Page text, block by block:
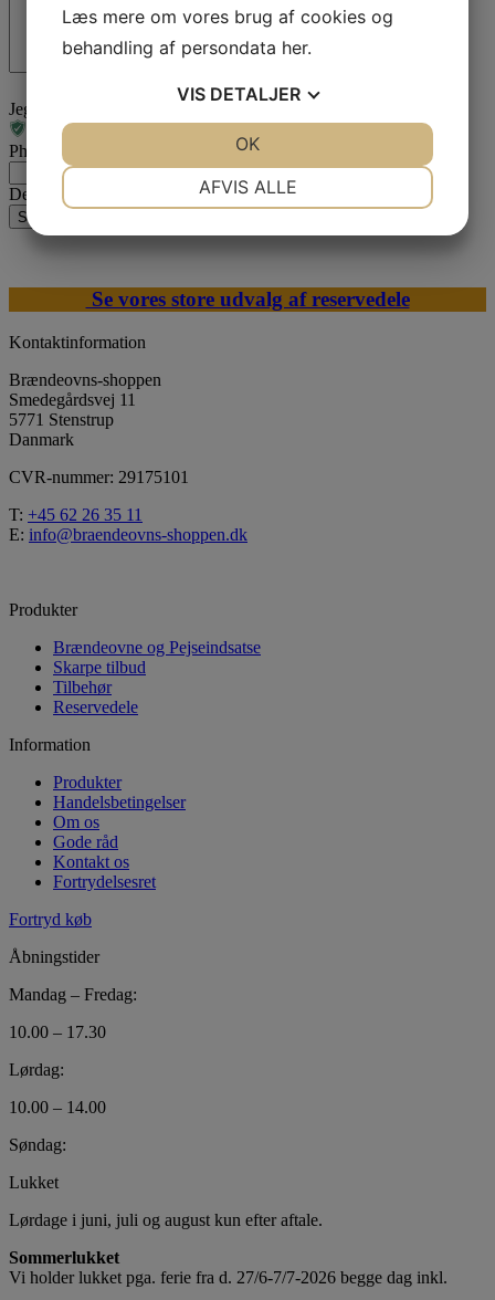
Jeg er ikke en robot
Phone
Dette felt er til validering og bør ikke ændres.
Send din besked
Se vores store udvalg af reservedele
Kontaktinformation
Brændeovns-shoppen
Smedegårdsvej 11
5771 Stenstrup
Danmark
CVR-nummer: 29175101
T: +45 62 26 35 11
E: info@braendeovns-shoppen.dk
Produkter
Brændeovne og Pejseindsatse
Skarpe tilbud
Tilbehør
Reservedele
Information
Produkter
Handelsbetingelser
Om os
Gode råd
Kontakt os
Fortrydelsesret
Fortryd køb
Åbningstider
Mandag – Fredag:
10.00 – 17.30
Lørdag:
10.00 – 14.00
Søndag:
Lukket
Lørdage i juni, juli og august kun efter aftale.
Sommerlukket
Vi holder lukket pga. ferie fra d. 27/6-7/7-2026 begge dag inkl.
Læs mere om vores brug af cookies og
behandling af persondata her.
VIS DETALJER
AFVIS ALLE
OK